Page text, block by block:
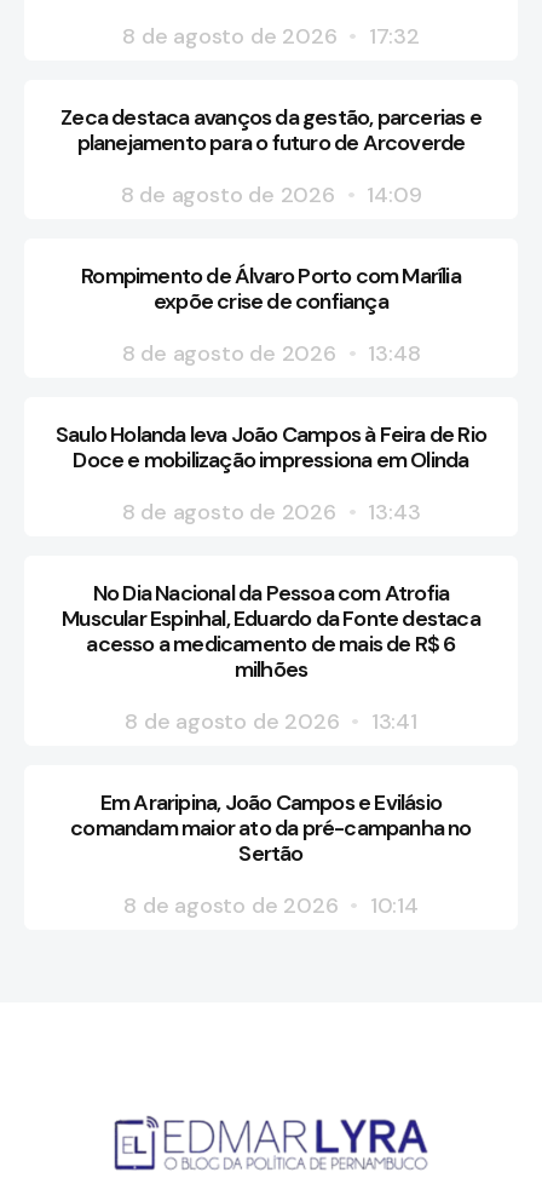
8 de agosto de 2026
17:32
Zeca destaca avanços da gestão, parcerias e
planejamento para o futuro de Arcoverde
8 de agosto de 2026
14:09
Rompimento de Álvaro Porto com Marília
expõe crise de confiança
8 de agosto de 2026
13:48
Saulo Holanda leva João Campos à Feira de Rio
Doce e mobilização impressiona em Olinda
8 de agosto de 2026
13:43
No Dia Nacional da Pessoa com Atrofia
Muscular Espinhal, Eduardo da Fonte destaca
acesso a medicamento de mais de R$ 6
milhões
8 de agosto de 2026
13:41
Em Araripina, João Campos e Evilásio
comandam maior ato da pré-campanha no
Sertão
8 de agosto de 2026
10:14